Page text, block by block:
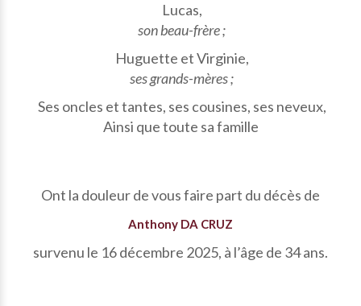
Lucas,
son beau-frère ;
Huguette et Virginie,
ses grands-mères ;
Ses oncles et tantes, ses cousines, ses neveux,
Ainsi que toute sa famille
Ont la douleur de vous faire part du décès de
Anthony DA CRUZ
survenu le 16 décembre 2025, à l’âge de 34 ans.